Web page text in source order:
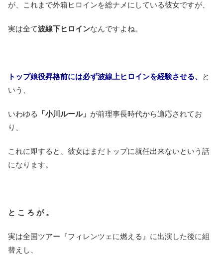
が、これまで外箱ヒロインを総ナメにしている彼女ですが、
実は全て波線下ヒロインなんですよね。
トップ娘役昇格前には必ず波線上ヒロインを経験させる、
と
いう、
いわゆる 「小川ルール」 が前理事長時代から適応されてお
り、
これに即すると、彼女はまだトップに就任出来ないという話
になります。
と こ ろ が 。
実は全国ツアー『フィレンツェに燃える』に出演した後に組
替えし、